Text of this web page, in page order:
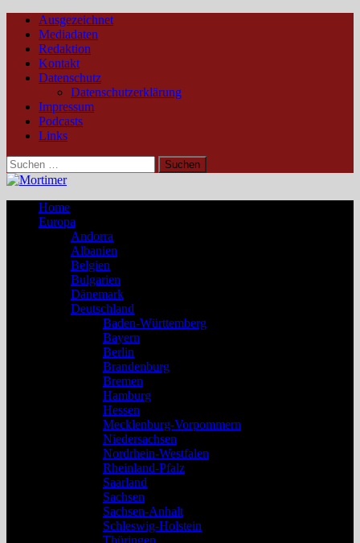
Ausgezeichnet
Mediadaten
Redaktion
Kontakt
Datenschutz
Datenschutzerklärung
Impressum
Podcasts
Links
Suchen
nach:
Home
Europa
Andorra
Albanien
Belgien
Bulgarien
Dänemark
Deutschland
Baden-Württemberg
Bayern
Berlin
Brandenburg
Bremen
Hamburg
Hessen
Mecklenburg-Vorpommern
Niedersachsen
Nordrhein-Westfalen
Rheinland-Pfalz
Saarland
Sachsen
Sachsen-Anhalt
Schleswig-Holstein
Thüringen